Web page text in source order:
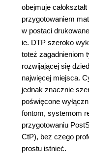
obejmuje
przygotowaniem
w postaci
ie. DTP szeroko
toteż zagadnieniom
rozwijającej się
najwięcej miejsca.
jednak znacznie
poświęcone
fontom, systemom
przygotowaniu
CtP), bez czego
prostu istnieć.